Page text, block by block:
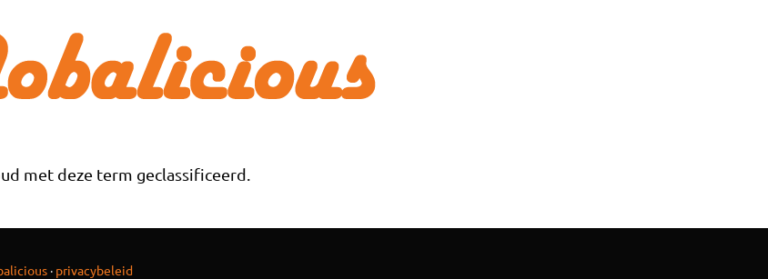
met deze term geclassificeerd.
· privacybeleid